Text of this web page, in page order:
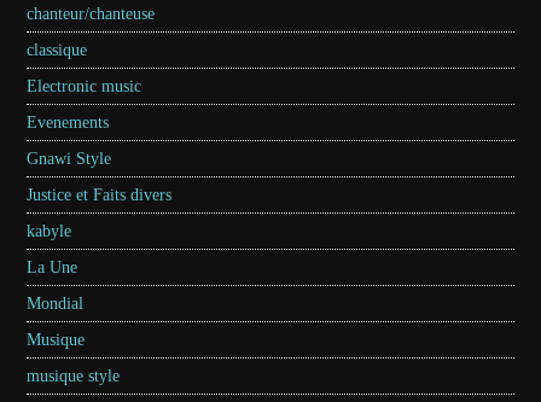
chanteur/chanteuse
classique
Electronic music
Evenements
Gnawi Style
Justice et Faits divers
kabyle
La Une
Mondial
Musique
musique style